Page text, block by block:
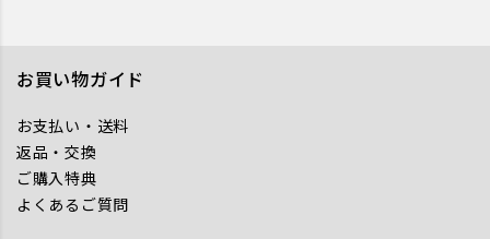
お買い物ガイド
お支払い・送料
返品・交換
ご購入特典
よくあるご質問